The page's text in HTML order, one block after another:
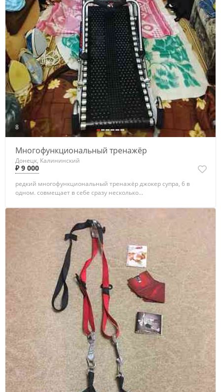
8
Многофункциональный тренажёр
Донецк, Калининский
₽ 9 000
редкий многофункциональный тренажёр джокер супра, 6 в
одном. совмещает в себе сразу несколько...